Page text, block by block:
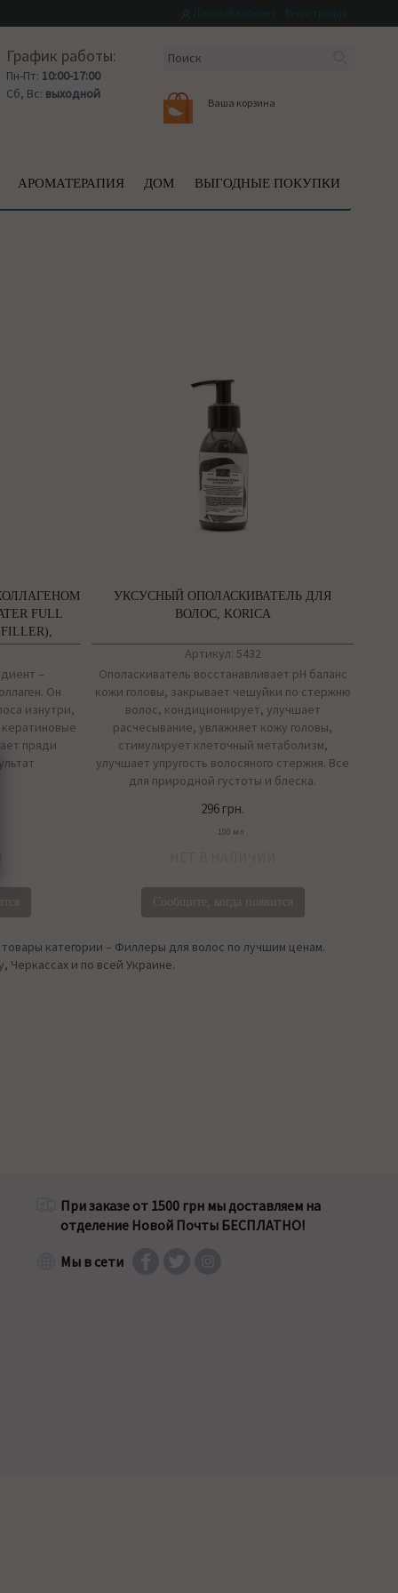
График работы:
Пн-Пт: 10:00-17:00
Сб, Вс: выходной
Ваша корзина
АРОМАТЕРАПИЯ ДОМ ВЫГОДНЫЕ ПОКУПКИ
FULL
–
Он
изнутри,
пряди
УКСУСНЫЙ ОПОЛАСКИВАТЕЛЬ ДЛЯ
ВОЛОС, KORICA
Артикул: 5432
Ополаскиватель восстанавливает рН баланс
кожи головы, закрывает чешуйки по стержню
волос, кондиционирует, улучшает
расчесывание, увлажняет кожу головы,
стимулирует клеточный метаболизм,
улучшает упругость волосяного стержня. Все
для природной густоты и блеска.
296 грн.
100 мл
категории – Филлеры для волос по лучшим ценам.
Черкассах и по всей Украине.
При заказе от 1500 грн мы доставляем на
отделение Новой Почты БЕСПЛАТНО!
Мы в сети